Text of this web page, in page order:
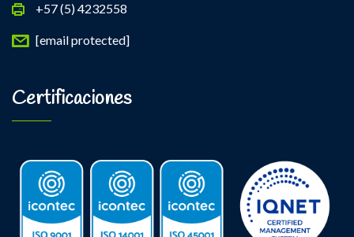
+57 (5) 4232558
[email protected]
Certificaciones